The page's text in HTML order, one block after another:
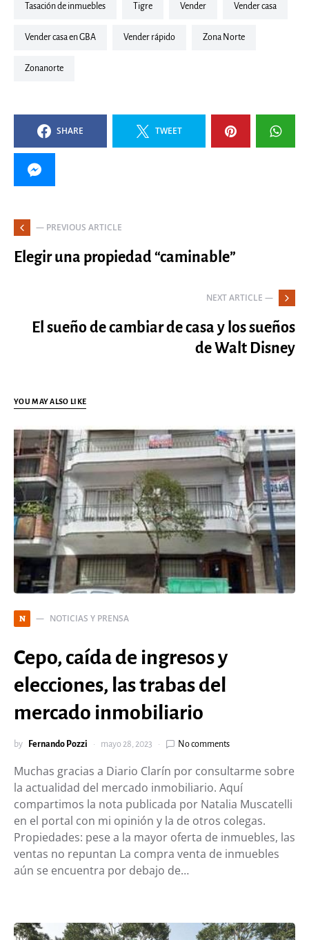
Tasación de inmuebles Tigre Vender vender casa
vender casa en GBA vender rápido Zona Norte
zonanorte
SHARE TWEET
— PREVIOUS ARTICLE
Elegir una propiedad “caminable”
NEXT ARTICLE —
El sueño de cambiar de casa y los sueños
de Walt Disney
YOU MAY ALSO LIKE
N NOTICIAS Y PRENSA
Cepo, caída de ingresos y
elecciones, las trabas del
mercado inmobiliario
by Fernando Pozzi mayo 28, 2023 No comments
Muchas gracias a Diario Clarín por consultarme sobre
la actualidad del mercado inmobiliario. Aquí
compartimos la nota publicada por Natalia Muscatelli
en el portal con mi opinión y la de otros colegas.
Propiedades: pese a la mayor oferta de inmuebles, las
ventas no repuntan La compra venta de inmuebles
aún se encuentra por debajo de…